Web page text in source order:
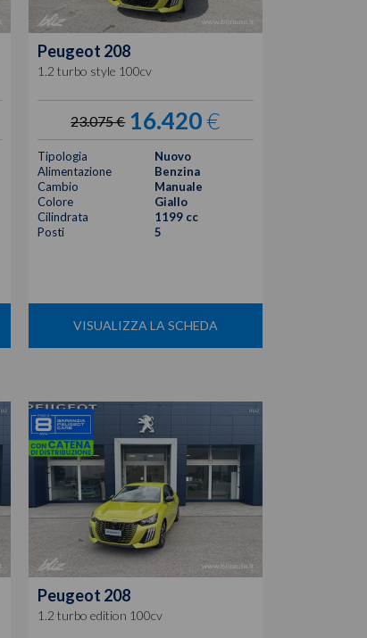
Peugeot 208
1.2 turbo style 100cv
23.075 € 16.420€
Tipologia
Nuovo
Alimentazione
Benzina
Cambio
Manuale
Colore
Giallo
Cilindrata
1199 cc
Posti
5
VISUALIZZA LA SCHEDA
Peugeot 208
1.2 turbo edition 100cv